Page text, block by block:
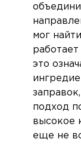
мог
это
подход
высокое
еще не